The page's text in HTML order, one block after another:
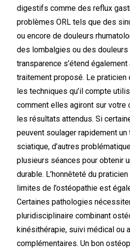
digestifs comme des reflux
problèmes ORL tels que des
ou encore de douleurs
des lombalgies ou des douleurs
transparence s’étend également
traitement proposé. Le praticien
les techniques qu’il compte
comment elles agiront sur votre
les résultats attendus. Si
peuvent soulager rapidement
sciatique, d’autres
plusieurs séances pour obtenir
durable. L’honnêteté du
limites de l’ostéopathie est
Certaines pathologies
pluridisciplinaire combinant
kinésithérapie, suivi médical ou
complémentaires. Un bon